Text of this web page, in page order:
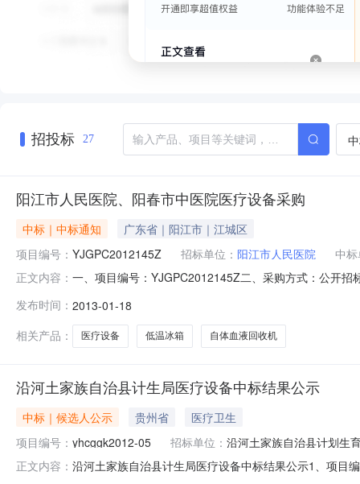
招投标 27
阳江市人民医院、阳春市中医院医疗设备采购
中标｜中标通知
广东省｜阳江市｜江城区
项目编号： YJGPC2012145Z 招标单位： 阳江市人民医院
中
正文内容： 一、项目编号：YJGPC2012145Z二、采购方式：公开
分综合得分排名1肇庆市江健医疗设备有限公司
发布时间： 2013-01-18
相关产品：
医疗设备 低温冰箱 自体血液回收机
沿河土家族自治县计生局医疗设备中标结果公示
中标｜候选人公示 贵州省
医疗卫生
项目编号： yhcggk2012-05 招标单位： 沿河土家族自治县计划生
正文内容： 沿河土家族自治县计生局医疗设备中标结果公示1、项目